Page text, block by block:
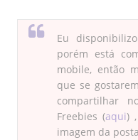
Eu
porém está
mobile, então
que se
compartilhar
Freebies (aqui)
imagem da